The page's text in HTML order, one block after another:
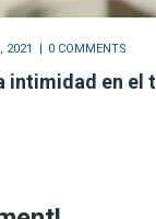
2021 0 COMMENTS
intimidad en el